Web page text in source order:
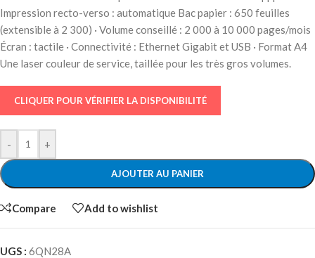
Impression recto-verso : automatique Bac papier : 650 feuilles
(extensible à 2 300) · Volume conseillé : 2 000 à 10 000 pages/mois
Écran : tactile · Connectivité : Ethernet Gigabit et USB · Format A4
Une laser couleur de service, taillée pour les très gros volumes.
CLIQUER POUR VÉRIFIER LA DISPONIBILITÉ
- +
AJOUTER AU PANIER
Compare Add to wishlist
UGS : 6QN28A